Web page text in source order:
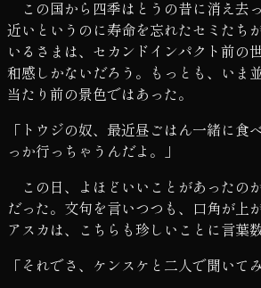
この国から四季はとうの昔に消え去
近いというのに寿命を忘れたセミたち
いるさまは、セカンドインパクト前の
和感しかないだろう。もっとも、いま
当たり前の景色ではあった。
「トウジの奴、最近昼ごはん一緒に食
っか行っちゃうんだよ。」
この日、よほどいいことがあったの
だった。文句を言いつつも、口角が上
アスカは、こちらも珍しいことに言葉
「それでさ、ケンスケと二人で聞いて